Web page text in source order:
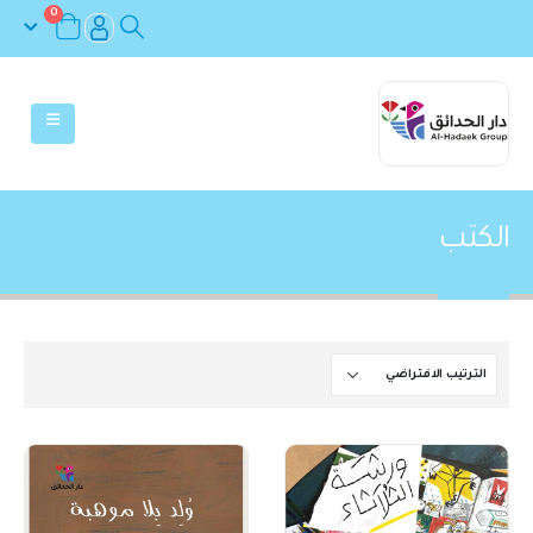
0
الكتب